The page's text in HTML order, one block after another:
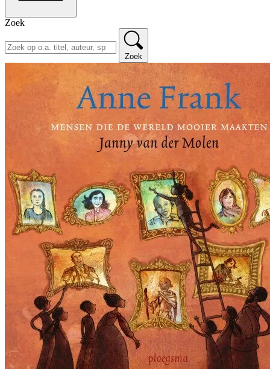
Zoek
Zoek